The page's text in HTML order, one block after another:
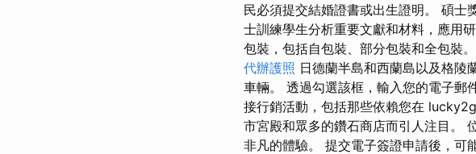
民必須提交結婚證書或出生證明。 碩士
士訓練學生分析重要文獻和材料，應用
包裝，包括自包裝、部分包裝和全包裝
代辦護照 日德蘭半島和西蘭島以及格陵
車輛。 透過勾選該框，輸入您的電子
接行銷活動，包括那些依賴您在
市宮殿和眾多的鑽石商店而引人注目。
非凡的體驗。 提交電子簽證申請後，可